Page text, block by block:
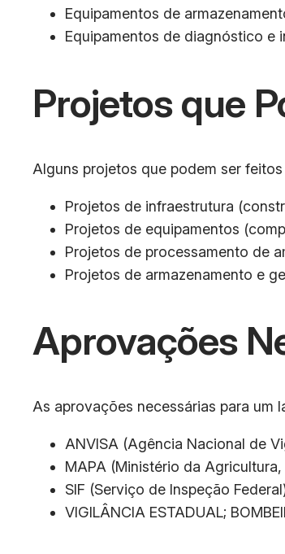
Equipamentos de
Equipamentos de diagnóstico e
Projetos que
Alguns projetos que podem ser
Projetos de infraestrutura
Projetos de equipamentos
Projetos de processamento de
Projetos de armazenamento e
Aprovações
As aprovações necessárias para um
ANVISA (Agência Nacional de
MAPA (Ministério da
SIF (Serviço de Inspeção
VIGILÂNCIA ESTADUAL;